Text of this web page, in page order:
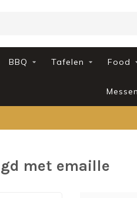
BBQ Tafelen Food
Messen
met emaille